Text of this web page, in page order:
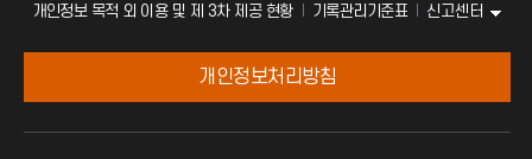
개인정보 목적 외 이용 및 제 3차 제공 현황
기록관리기준표 신고센터
개인정보처리방침